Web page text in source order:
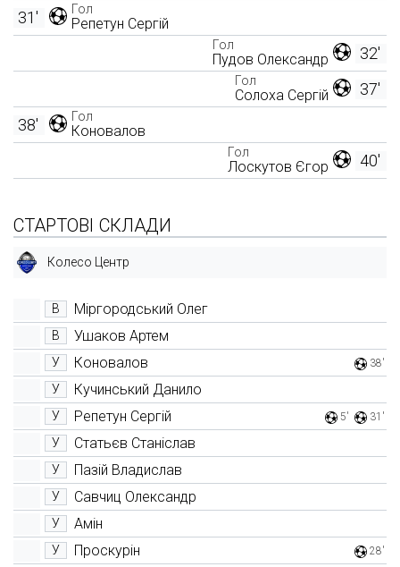
Гол
Репетун Сергій
31'
32'
Гол
Пудов Олександр
37'
Гол
Солоха Сергій
Гол
Коновалов
38'
40'
Гол
Лоскутов Єгор
СТАРТОВІ СКЛАДИ
Колесо Центр
В Міргородський Олег
В Ушаков Артем
У Коновалов 38'
У Кучинський Данило
У Репетун Сергій 5' 31'
У Статьєв Станіслав
У Пазій Владислав
У Савчиц Олександр
У Амін
У Проскурін 28'